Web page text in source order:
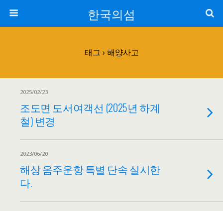
한국의섬
태그 › 해양사고
2025/02/23
조도면 도서여객선 (2025년 하계
철) 변경
2023/06/20
해상 음주운항 특별 단속 실시한
다.